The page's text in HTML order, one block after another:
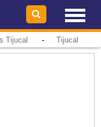
Tijucal - Tijucal